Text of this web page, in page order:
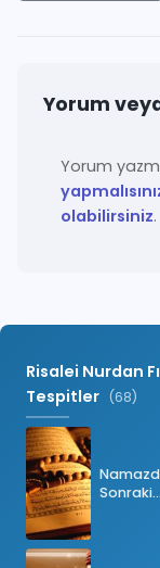
Yorum
Yorum
olabilirsiniz.
Risalei Nurdan
Tespitler (68)
Sonraki